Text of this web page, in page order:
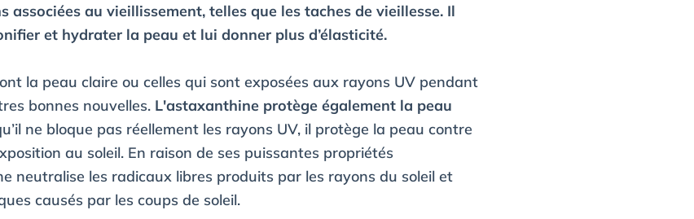
associées au vieillissement, telles que les taches de vieillesse. Il
et hydrater la peau et lui donner plus d’élasticité.
la peau claire ou celles qui sont exposées aux rayons UV pendant
bonnes nouvelles. L'astaxanthine protège également la peau
ne bloque pas réellement les rayons UV, il protège la peau contre
au soleil. En raison de ses puissantes propriétés
neutralise les radicaux libres produits par les rayons du soleil et
causés par les coups de soleil.